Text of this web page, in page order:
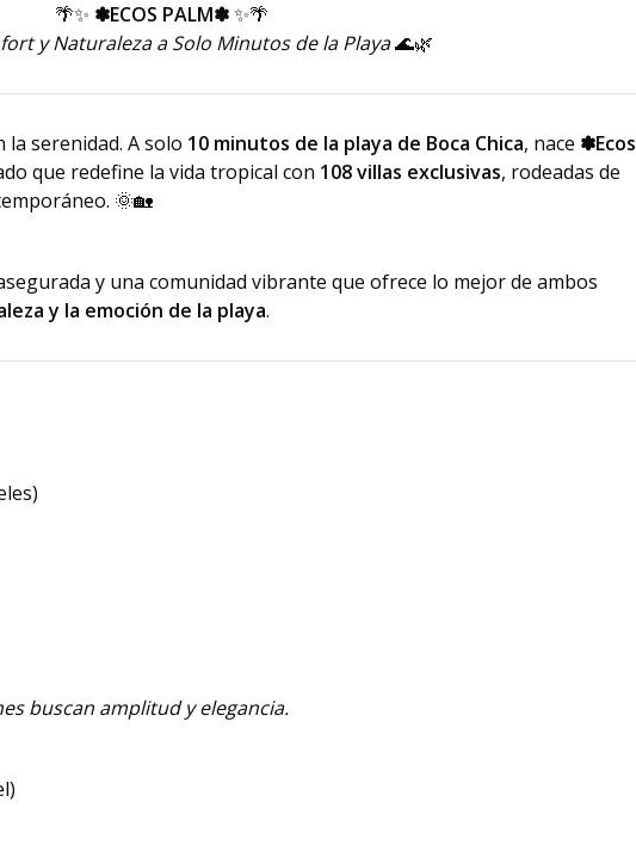
🌴✨ ✽ECOS PALM✽✨🌴
y Naturaleza a Solo Minutos de la Playa🌊🌿
serenidad. A solo 10 minutos de la playa de Boca Chica, nace ✽Ecos
que redefine la vida tropical con 108 villas exclusivas, rodeadas de
🌞🏡
y una comunidad vibrante que ofrece lo mejor de ambos
y la emoción de la playa.
buscan amplitud y elegancia.